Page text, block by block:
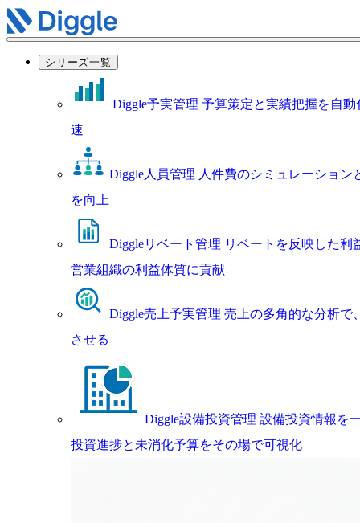
シリーズ一覧
Diggle予実管理 予算策定と実績把握を自
速
Diggle人員管理 人件費のシミュレーション
を向上
Diggleリベート管理 リベートを反映した利
営業組織の利益体質に貢献
Diggle売上予実管理 売上の多角的な分析で
させる
Diggle設備投資管理 設備投資情報を
投資進捗と未消化予算をその場で可視化